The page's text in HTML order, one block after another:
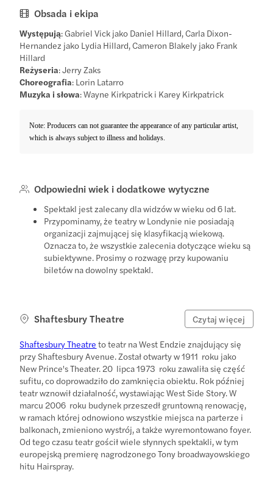
Obsada i ekipa
Występują: Gabriel Vick jako Daniel Hillard, Carla Dixon-
Hernandez jako Lydia Hillard, Cameron Blakely jako Frank
Hillard
Reżyseria: Jerry Zaks
Choreografia: Lorin Latarro
Muzyka i słowa: Wayne Kirkpatrick i Karey Kirkpatrick
Note: Producers can not guarantee the appearance of any particular artist,
which is always subject to illness and holidays.
Odpowiedni wiek i dodatkowe wytyczne
Spektakl jest zalecany dla widzów w wieku od 6 lat.
Przypominamy, że teatry w Londynie nie posiadają
organizacji zajmującej się klasyfikacją wiekową.
Oznacza to, że wszystkie zalecenia dotyczące wieku są
subiektywne. Prosimy o rozwagę przy kupowaniu
biletów na dowolny spektakl.
Shaftesbury Theatre Czytaj więcej
Shaftesbury Theatre to teatr na West Endzie znajdujący się
przy Shaftesbury Avenue. Został otwarty w 1911 roku jako
New Prince's Theater. 20 lipca 1973 roku zawaliła się część
sufitu, co doprowadziło do zamknięcia obiektu. Rok później
teatr wznowił działalność, wystawiając West Side Story. W
marcu 2006 roku budynek przeszedł gruntowną renowację,
w ramach której odnowiono wszystkie miejsca na parterze i
balkonach, zmieniono wystrój, a także wyremontowano foyer.
Od tego czasu teatr gościł wiele słynnych spektakli, w tym
europejską premierę nagrodzonego Tony broadwayowskiego
hitu Hairspray.